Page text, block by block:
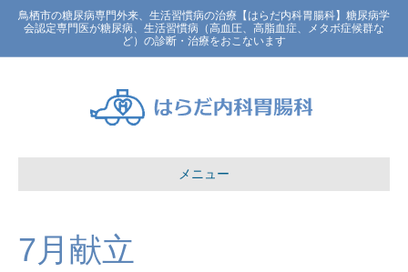
鳥栖市の糖尿病専門外来、生活習慣病の治療【はらだ内科胃腸科】糖尿病学
会認定専門医が糖尿病、生活習慣病（高血圧、高脂血症、メタボ症候群な
ど）の診断・治療をおこないます
メニュー
7月献立